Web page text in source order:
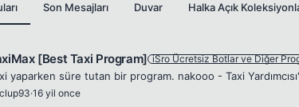
Son Mesajları Duvar Halka Açık
[Best Taxi Program] iSro Ücretsiz Botlar ve Diğer
clup93·16 yil once